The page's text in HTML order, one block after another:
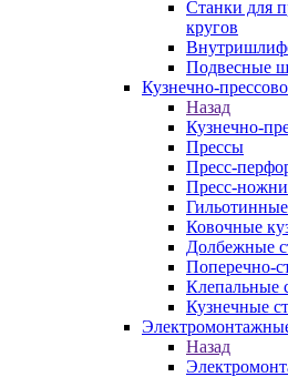
Станки для
кругов
Подвесные
Кузнечно-
Назад
Кузнечно-
Прессы
Пресс-
Пресс-
Ковочные
Долбежные
Поперечно-
Клепальные
Кузнечные
Назад